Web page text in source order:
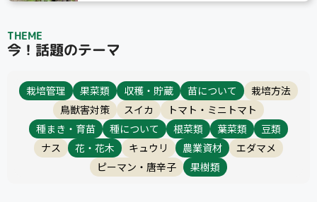
大テーマ
小テーマ
コンテスト
THEME
今！話題のテーマ
栽培管理 果菜類 収穫・貯蔵 苗について
栽培方法
鳥獣害対策
スイカ
トマト・ミニトマト
種まき・育苗
種について 根菜類 葉菜類
豆類
ナス
花・花木 キュウリ 農業資材
エダマメ
ピーマン・唐辛子
果樹類